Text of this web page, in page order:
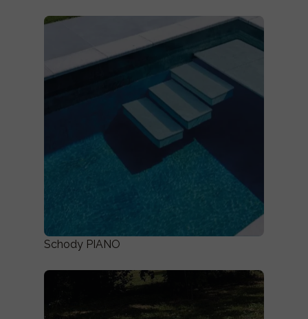
Schody PIANO